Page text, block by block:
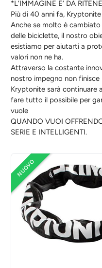
NUOVO
*L’IMMAGINE E’ DA
Più di 40 anni fa,
Anche se molto è cambiato
delle biciclette, il nostro
esistiamo per aiutarti a
valori non ne ha.
Attraverso la costante
nostro impegno non finisce
Kryptonite sarà continuare
fare tutto il possibile per
vuole
QUANDO VUOI
SERIE E INTELLIGENTI.